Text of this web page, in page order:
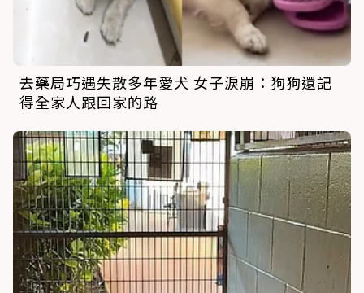
去藥局巧遇失散多年愛犬 女子淚崩：狗狗還記
得全家人跟回家的路